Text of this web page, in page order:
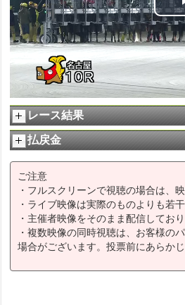
レース結果
払戻金
ご注意
・フルスクリーンで視聴の場合は、
・ライブ映像は実際のものよりも若
・主催者映像をそのまま配信してお
・複数映像の同時視聴は、お客様の
場合がございます。投票前にあらか